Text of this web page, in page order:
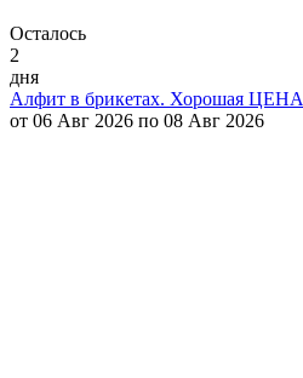
Осталось
2
дня
Алфит в брикетах. Хорошая ЦЕНА
от 06 Авг 2026 по 08 Авг 2026